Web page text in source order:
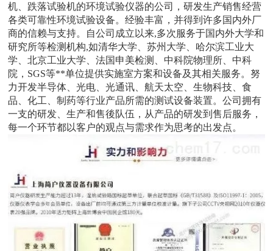
类
机、跌落试验机的环境试验仪器的公司，研发生产销售经营
各类可靠性环境试验设备。经验丰富，并得到许多国内外厂
商的信赖与支持。自公司成立以来,多次服务于国内外大学和
研究所等检测机构,如清华大学、苏州大学、哈尔滨工业大
学、北京工业大学、法国申美检测、中科院物理所、中科
院，SGS等**单位提供实施室方案和设备及其相关服务。努
力开发半导体、光电、光通讯、航天太空、生物科技、食
品、化工、制药等行业产品所需的测试设备装置。公司拥有
一支的研发、生产和售後队伍，从产品的研发到售后服务，
每一个环节都以客户的观点与需求作为思考的出发点。